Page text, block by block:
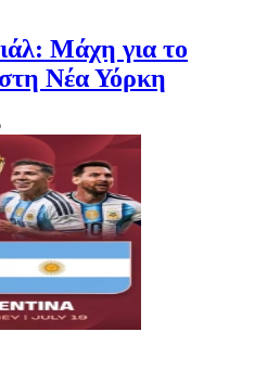
Μάχη για το
Νέα Υόρκη